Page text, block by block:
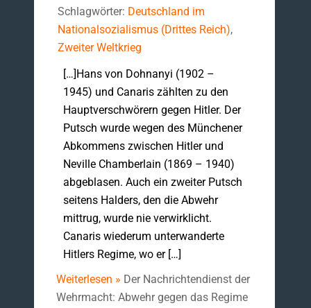
Schlagwörter: Deutschland im
Nationalsozialismus (Drittes Reich),
Zweiter Weltkrieg
[…]Hans von Dohnanyi (1902 –
1945) und Canaris zählten zu den
Hauptverschwörern gegen Hitler. Der
Putsch wurde wegen des Münchener
Abkommens zwischen Hitler und
Neville Chamberlain (1869 – 1940)
abgeblasen. Auch ein zweiter Putsch
seitens Halders, den die Abwehr
mittrug, wurde nie verwirklicht.
Canaris wiederum unterwanderte
Hitlers Regime, wo er […]
Weiterlesen » Der Nachrichtendienst der
Wehrmacht: Abwehr gegen das Regime